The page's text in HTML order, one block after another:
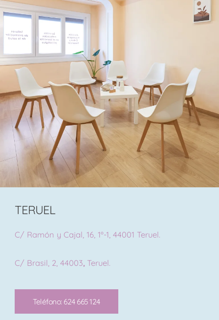
TERUEL
C/ Ramón y Cajal, 16, 1º-1, 44001 Teruel.
C/ Brasil, 2, 44003, Teruel.
Teléfono: 624 665 124